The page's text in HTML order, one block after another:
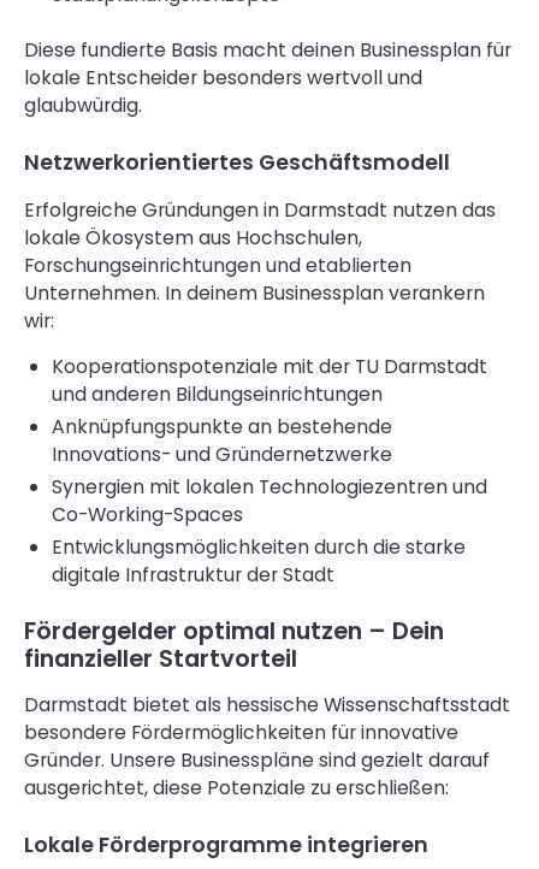
Diese fundierte Basis macht deinen Businessplan für
lokale Entscheider besonders wertvoll und
glaubwürdig.
Netzwerkorientiertes Geschäftsmodell
Erfolgreiche Gründungen in Darmstadt nutzen das
lokale Ökosystem aus Hochschulen,
Forschungseinrichtungen und etablierten
Unternehmen. In deinem Businessplan verankern
wir:
Kooperationspotenziale mit der TU Darmstadt
und anderen Bildungseinrichtungen
Anknüpfungspunkte an bestehende
Innovations- und Gründernetzwerke
Synergien mit lokalen Technologiezentren und
Co-Working-Spaces
Entwicklungsmöglichkeiten durch die starke
digitale Infrastruktur der Stadt
Fördergelder optimal nutzen – Dein
finanzieller Startvorteil
Darmstadt bietet als hessische Wissenschaftsstadt
besondere Fördermöglichkeiten für innovative
Gründer. Unsere Businesspläne sind gezielt darauf
ausgerichtet, diese Potenziale zu erschließen:
Lokale Förderprogramme integrieren